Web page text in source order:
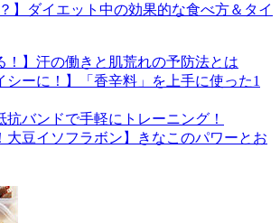
】ダイエット中の効果的な食べ方＆タイ
！】汗の働きと肌荒れの予防法とは
シーに！】「香辛料」を上手に使った1
抗バンドで手軽にトレーニング！
大豆イソフラボン】きなこのパワーとお